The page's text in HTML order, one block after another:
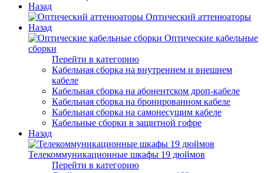
Назад
Оптический аттенюаторы
Назад
Оптические кабельные
сборки
Перейти в категорию
Кабельная сборка на внутреннем и внешнем
кабеле
Кабельная сборка на абонентском дроп-кабеле
Кабельная сборка на бронированном кабеле
Кабельная сборка на самонесущим кабеле
Кабельные сборки в защитной гофре
Назад
Телекоммуникационные шкафы 19 дюймов
Перейти в категорию